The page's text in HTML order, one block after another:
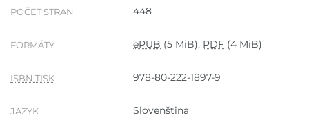
POČET STRAN 448
FORMÁTY ePUB (5 MiB), PDF (4 MiB)
ISBN TISK 978-80-222-1897-9
JAZYK Slovenština